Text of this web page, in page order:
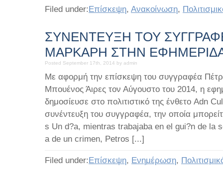
Filed under:Eπίσκεψη, Ανακοίνωση,
ΣΥΝΕΝΤΕΥΞΗ ΤΟΥ
ΜΑΡΚΑΡΗ ΣΤΗΝ ΕΦΗΜΕΡΙΔΑ
Posted September 17th, 2014 by admin
Με αφορμή την επίσκεψη του συγγραφέα
Μπουένος Άιρες τον Αύγουστο του 2014, η
δημοσίευσε στο πολιτιστικό της ένθετο Adn
συνέντευξη του συγγραφέα, την οποία
s Un d?a, mientras trabajaba en el gui?n de la
a de un crimen, Petros [...]
Filed under:Eπίσκεψη, Ενημέρωση,